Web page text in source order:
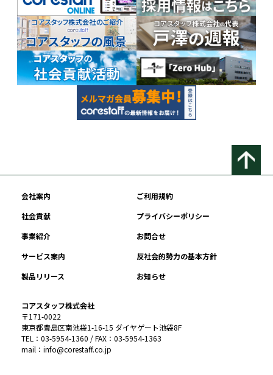
会社案内
ご利用規約
社会貢献
プライバシーポリシー
事業紹介
お問合せ
サービス案内
反社会的勢力の基本方針
製品リリース
お知らせ
コアスタッフ株式会社
〒171-0022
東京都豊島区南池袋1-16-15 ダイヤゲート池袋8F
TEL：03-5954-1360 / FAX：03-5954-1363
mail：info@corestaff.co.jp